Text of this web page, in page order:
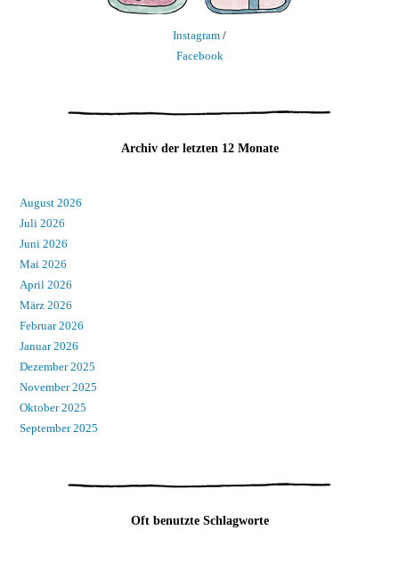
Instagram /
Facebook
Archiv der letzten 12 Monate
August 2026
Juli 2026
Juni 2026
Mai 2026
April 2026
März 2026
Februar 2026
Januar 2026
Dezember 2025
November 2025
Oktober 2025
September 2025
Oft benutzte Schlagworte